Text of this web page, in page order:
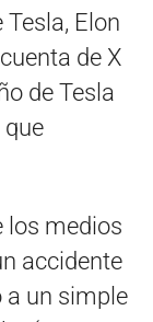
Elon
de X
de Tesla
los medios
accidente
a un simple